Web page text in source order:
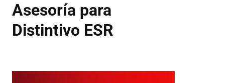
Asesoría para
Distintivo ESR